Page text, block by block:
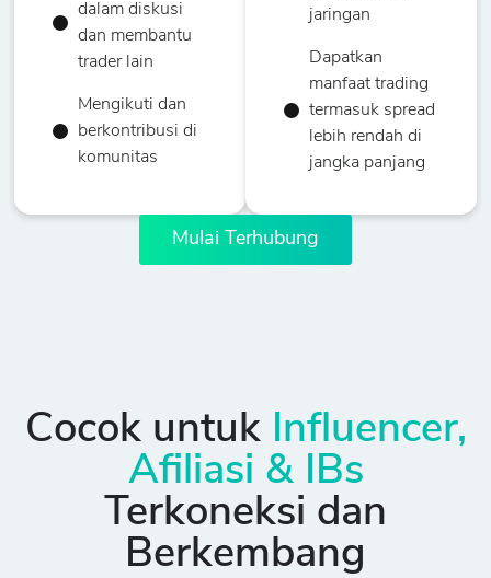
dalam diskusi
dan membantu
trader lain
Mengikuti dan
berkontribusi di
komunitas
jaringan
Dapatkan
manfaat trading
termasuk spread
lebih rendah di
jangka panjang
Mulai Terhubung
Cocok untuk Influencer,
Afiliasi & IBs
Terkoneksi dan
Berkembang